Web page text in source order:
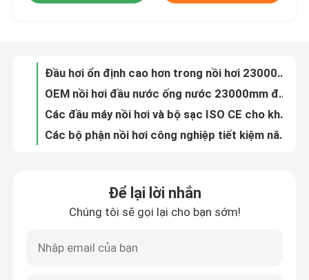
Liên hệ với chúng tôi
Các bộ phận phụ tùng nồi hơi
Bức tường màng nồi hơi
tấm thép Đầu phân phối hơi nước Kháng tiếp xúc thấp hơn
Nhà máy điện nồi hơi đầu Economizer hiệu quả cao
Kháng khí khói của nồi hơi áp suất cao cho không gian nhỏ
Nhà máy điện Ống hơi đầu Ống hơi đầu Ống ống ASME Standardrd
Tiêu chuẩn ISO CE chứng nhận
Để lại lời nhắn
Chúng tôi sẽ gọi lại cho bạn sớm!